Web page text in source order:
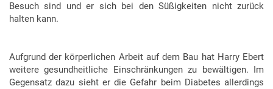
Besuch sind und er sich bei den Süßigkeiten nicht zurück
halten kann.
Aufgrund der körperlichen Arbeit auf dem Bau hat Harry Ebert
weitere gesundheitliche Einschränkungen zu bewältigen. Im
Gegensatz dazu sieht er die Gefahr beim Diabetes allerdings